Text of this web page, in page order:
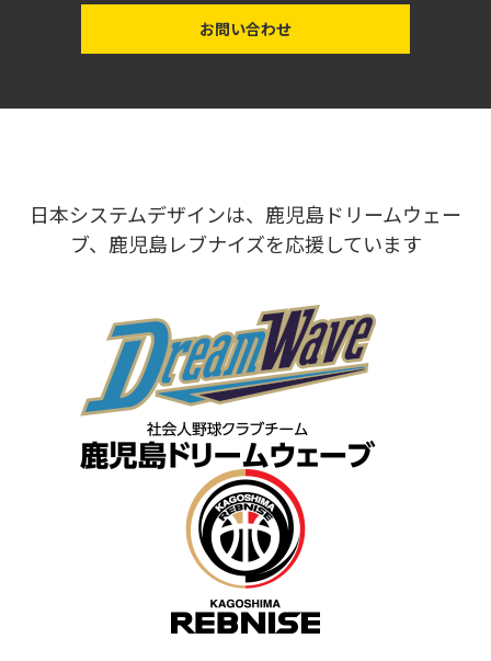
お問い合わせ
日本システムデザインは、鹿児島ドリームウェー
ブ、鹿児島レブナイズを応援しています